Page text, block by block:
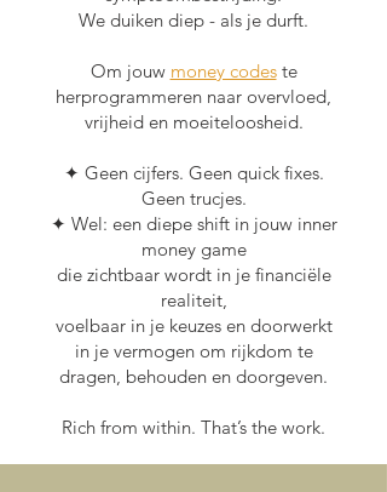
We duiken diep - als je durft.
Om jouw money codeste
herprogrammeren naar overvloed,
vrijheid en moeiteloosheid.
✦ Geen cijfers. Geen quick fixes.
Geen trucjes.
✦ Wel: een diepe shift in jouw inner
money game
die zichtbaar wordt in je financiële
realiteit,
voelbaar in je keuzes en doorwerkt
in je vermogen om rijkdom te
dragen, behouden en doorgeven.
Rich from within. That’s the work.